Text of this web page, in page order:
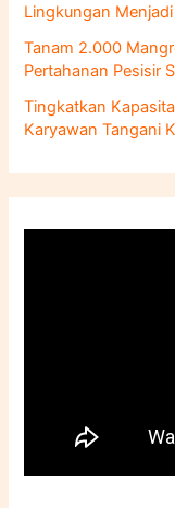
Lingkungan
Tanam 2.000
Pertahanan Pesisir
Tingkatkan
Karyawan Tangani